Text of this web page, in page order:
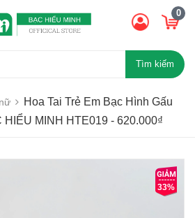
0
Tìm kiếm
Hoa Tai Trẻ Em Bạc Hình Gấu
MINH HTE019 - 620.000₫
33%